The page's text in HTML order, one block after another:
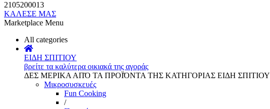
2105200013
ΚΑΛΕΣΕ ΜΑΣ
Marketplace Menu
All categories
ΕΙΔΗ ΣΠΙΤΙΟΥ
βρείτε τα καλύτερα οικιακά της αγοράς
ΔΕΣ ΜΕΡΙΚΑ ΑΠΌ ΤΑ ΠΡΟΪΌΝΤΑ ΤΗΣ ΚΑΤΗΓΟΡΙΑΣ ΕΙΔΗ ΣΠΙΤΙΟΥ
Μικροσυσκευές
Fun Cooking
/